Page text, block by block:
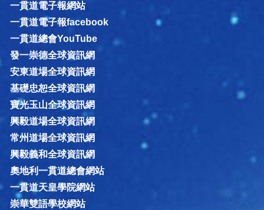
一貫道電子報網站
一貫道電子報facebook
一貫道總會YouTube
發一崇德全球資訊網
安東道場全球資訊網
基礎忠恕全球資訊網
寶光玉山全球資訊網
興毅道場全球資訊網
常州道場全球資訊網
興毅義和全球資訊網
奧地利一貫道總會網站
一貫道天皇學院網站
崇華雙語學校網站